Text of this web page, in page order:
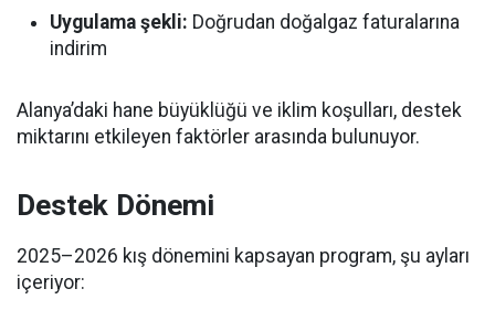
Uygulama şekli: Doğrudan doğalgaz faturalarına
indirim
Alanya’daki hane büyüklüğü ve iklim koşulları, destek
miktarını etkileyen faktörler arasında bulunuyor.
Destek Dönemi
2025–2026 kış dönemini kapsayan program, şu ayları
içeriyor: